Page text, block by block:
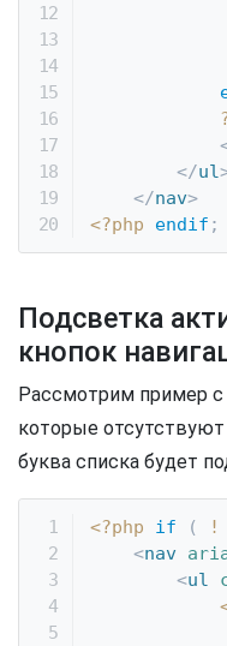
</ul
</nav>
<?php
endif ;
Подсветка
кнопок
Рассмотрим пример
которые
буква списка будет
<?php if ( !
<nav
<ul